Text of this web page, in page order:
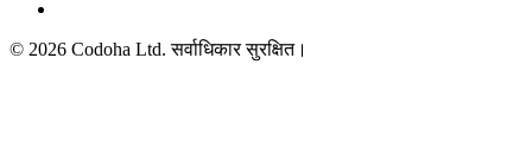
© 2026 Codoha Ltd.सर्वाधिकार सुरक्षित।